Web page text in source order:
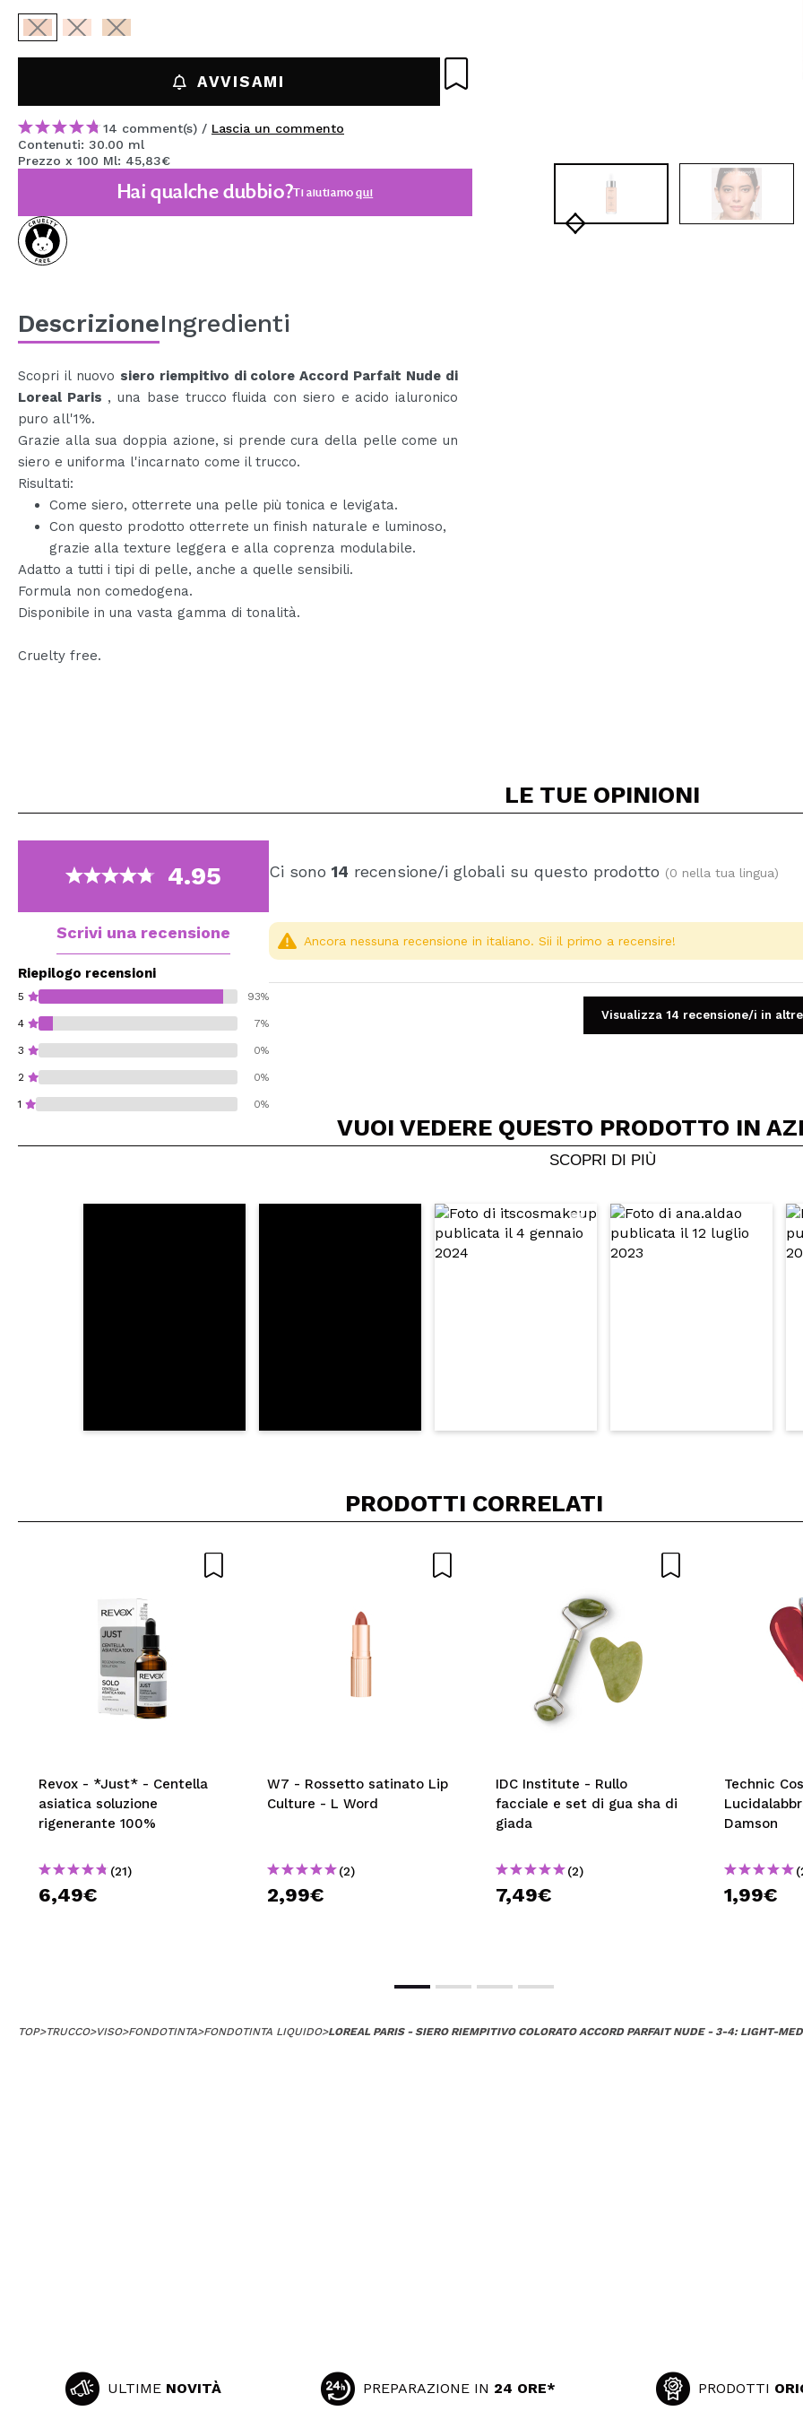
MAQUIFARMA
KOREA ZONE
NATURE
SPECIALE
OUTLET
SONO TORNATI!
BLOG
AVVISAMI
14 comment(s) / Lascia un commento
Contenuti: 30.00 ml
Prezzo x 100 Ml: 45,83€
Hai qualche dubbio?Ti aiutiamoqui
DescrizioneIngredienti
Scopri il nuovo siero riempitivo di colore Accord Parfait Nude di
Loreal Paris , una base trucco fluida con siero e acido ialuronico
puro all'1%.
Grazie alla sua doppia azione, si prende cura della pelle come un
siero e uniforma l'incarnato come il trucco.
Risultati:
Come siero, otterrete una pelle più tonica e levigata.
Con questo prodotto otterrete un finish naturale e luminoso,
grazie alla texture leggera e alla coprenza modulabile.
Adatto a tutti i tipi di pelle, anche a quelle sensibili.
Formula non comedogena.
Disponibile in una vasta gamma di tonalità.
Cruelty free.
LE TUE OPINIONI
4.95
Scrivi una recensione
Riepilogo recensioni
5 93%
4 7%
3 0%
2 0%
1 0%
Ci sono 14 recensione/i globali su questo prodotto (0 nella tua lingua)
Condividi un video o una foto
Il tuo video potrebbe essere il primo. Immaginalo...
Consiglieresti questo acquisto? Si No 5/
Ancora nessuna recensione in italiano. Sii il primo a recensire!
Visualizza 14 recensione/i in
VUOI VEDERE QUESTO PRODOTTO IN
SCOPRI DI PIÙ
PRODOTTI CORRELATI
Revox - *Just* - Centella
asiatica soluzione
rigenerante 100%
(21)
6,49€
W7 - Rossetto satinato Lip
Culture - L Word
(2)
2,99€
IDC Institute - Rullo
facciale e set di gua sha di
giada
(2)
7,49€
Technic
Damson
1,99€
TOP>TRUCCO>VISO>FONDOTINTA>FONDOTINTA LIQUIDO>LOREAL PARIS - SIERO RIEMPITIVO COLORATO ACCORD PARFAIT NUDE - 3-4: LIGHT-
ULTIME NOVITÀ PREPARAZIONE IN 24 ORE* PRODOTTI